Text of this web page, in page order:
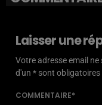
Laisser une
Votre adresse email
d'un * sont obligatoires
COMMENTAIRE*